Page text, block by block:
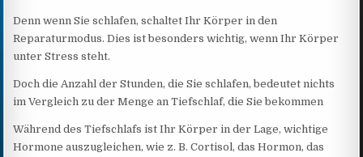
Denn wenn Sie schlafen, schaltet Ihr Körper in den
Reparaturmodus. Dies ist besonders wichtig, wenn Ihr Körper
unter Stress steht.
Doch die Anzahl der Stunden, die Sie schlafen, bedeutet nichts
im Vergleich zu der Menge an Tiefschlaf, die Sie bekommen
Während des Tiefschlafs ist Ihr Körper in der Lage, wichtige
Hormone auszugleichen, wie z. B. Cortisol, das Hormon, das